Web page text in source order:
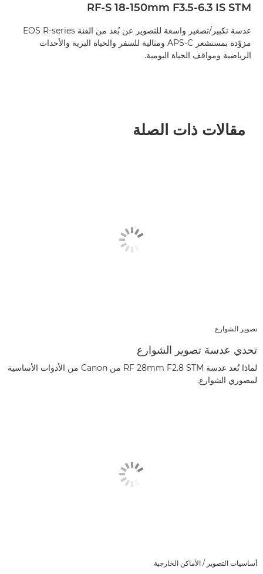
RF-S 18-150mm F3.5-6.3 IS STM
عدسة تكبير/تصغير واسعة للتصوير عن بُعد من الفئة EOS R-series
مزوّدة بمستشعر APS-C ومثالية للسفر والحياة البرية والأحداث
الرياضية ومواقف الحياة اليومية.
مقالات ذات الصلة
تصوير الشوارع
تحدي عدسة تصوير الشوارع
لماذا تُعد عدسة RF 28mm F2.8 STM من Canon من الأدوات الأساسية
لمصوري الشوارع.
أساسيات التصوير / الأماكن الخارجية